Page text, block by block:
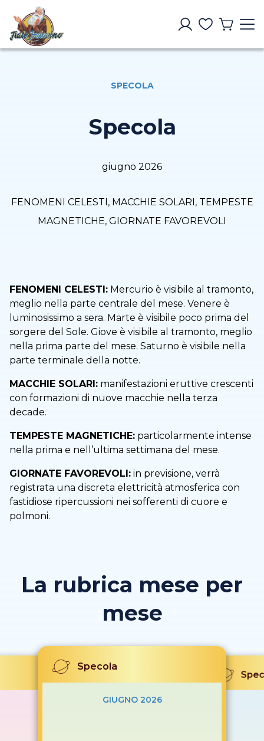
SPECOLA
Specola
giugno 2026
FENOMENI CELESTI, MACCHIE SOLARI, TEMPESTE
MAGNETICHE, GIORNATE FAVOREVOLI
FENOMENI CELESTI: Mercurio è visibile al tramonto,
meglio nella parte centrale del mese. Venere è
luminosissimo a sera. Marte è visibile poco prima del
sorgere del Sole. Giove è visibile al tramonto, meglio
nella prima parte del mese. Saturno è visibile nella
parte terminale della notte.
MACCHIE SOLARI: manifestazioni eruttive crescenti
con formazioni di nuove macchie nella terza
decade.
TEMPESTE MAGNETICHE: particolarmente intense
nella prima e nell’ultima settimana del mese.
GIORNATE FAVOREVOLI: in previsione, verrà
registrata una discreta elettricità atmosferica con
fastidiose ripercussioni nei sofferenti di cuore e
polmoni.
La rubrica mese per
mese
Specola
GIUGNO 2026